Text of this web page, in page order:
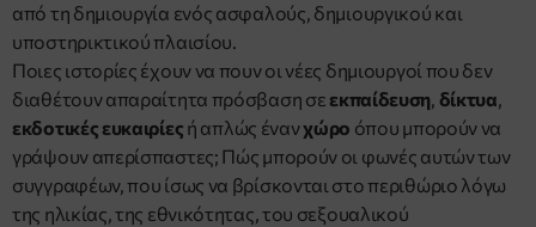
από τη δημιουργία ενός ασφαλούς, δημιουργικού και
υποστηρικτικού πλαισίου.
Ποιες ιστορίες έχουν να πουν οι νέες δημιουργοί που δεν
διαθέτουν απαραίτητα πρόσβαση σε εκπαίδευση, δίκτυα,
εκδοτικές ευκαιρίες ή απλώς ένανχώρο όπου μπορούν να
γράψουν απερίσπαστες; Πώς μπορούν οι φωνές αυτών των
συγγραφέων, που ίσως να βρίσκονται στο περιθώριο λόγω
της ηλικίας, της εθνικότητας, του σεξουαλικού